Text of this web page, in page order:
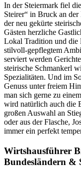
In der Steiermark fiel
Steirer“ in Bruck an
der neu gekürte
Gästen herzliche
Lokal Tradition und die
stilvoll-gepflegtem
serviert werden
steirische Schmankerl
Spezialitäten. Und im
Genuss unter freiem
man sich gerne zu
wird natürlich auch die
großen Auswahl an
oder aus der Flasche,
immer ein perfekt
Wirtshausführer
Bundesländern &